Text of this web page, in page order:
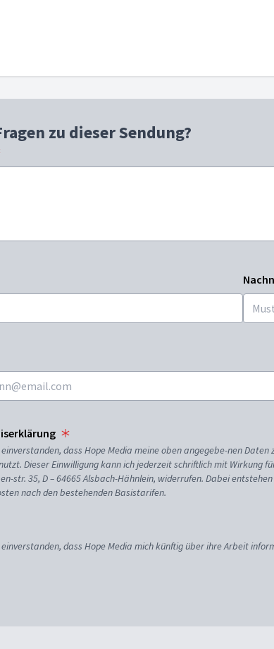
zu dieser Sendung?
dass Hope Media meine oben angegebe-nen
Dieser Einwilligung kann ich jederzeit schriftlich mit Wirkung
str. 35, D – 64665 Alsbach-Hähnlein, widerrufen. Dabei
nach den bestehenden Basistarifen.
dass Hope Media mich künftig über ihre Arbeit